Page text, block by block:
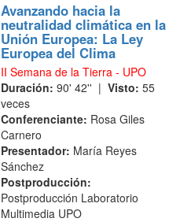
Avanzando hacia la
neutralidad climática en la
Unión Europea: La Ley
Europea del Clima
II Semana de la Tierra - UPO
Duración: 90' 42'' | Visto: 55
veces
Conferenciante: Rosa Giles
Carnero
Presentador: María Reyes
Sánchez
Postproducción:
Postproducción Laboratorio
Multimedia UPO